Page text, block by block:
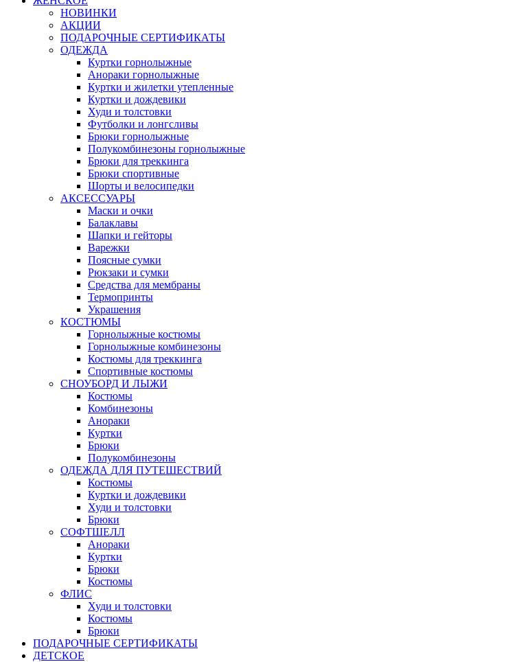
НОВИНКИ
АКЦИИ
ПОДАРОЧНЫЕ СЕРТИФИКАТЫ
ОДЕЖДА
Куртки горнолыжные
Анораки горнолыжные
Куртки и жилетки утепленные
Куртки и дождевики
Худи и толстовки
Футболки и лонгсливы
Брюки горнолыжные
Полукомбинезоны горнолыжные
Брюки для треккинга
Брюки спортивные
Шорты и велосипедки
АКСЕССУАРЫ
Маски и очки
Балаклавы
Шапки и гейторы
Варежки
Поясные сумки
Рюкзаки и сумки
Средства для мембраны
Термопринты
Украшения
КОСТЮМЫ
Горнолыжные костюмы
Горнолыжные комбинезоны
Костюмы для треккинга
Спортивные костюмы
СНОУБОРД И ЛЫЖИ
Костюмы
Комбинезоны
Анораки
Куртки
Брюки
Полукомбинезоны
ОДЕЖДА ДЛЯ ПУТЕШЕСТВИЙ
Костюмы
Куртки и дождевики
Худи и толстовки
Брюки
СОФТШЕЛЛ
Анораки
Куртки
Брюки
Костюмы
ФЛИС
Худи и толстовки
Костюмы
Брюки
ПОДАРОЧНЫЕ СЕРТИФИКАТЫ
ДЕТСКОЕ